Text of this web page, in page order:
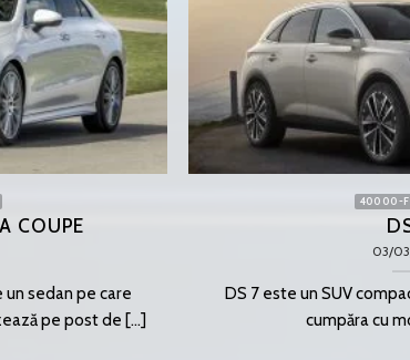
COUPE
sedan pe care
pe post de [...]
40000-
03/
DS 7 este un SUV
cumpăra cu